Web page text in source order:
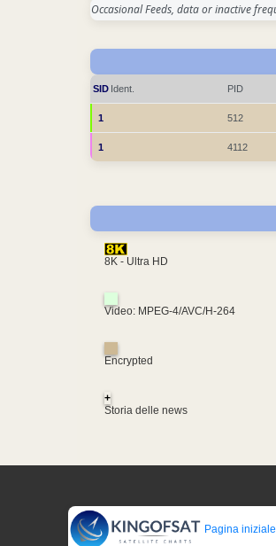
Occasional Feeds, data or inactive
SID Ident. PID
1 512
1 4112
8K - Ultra HD
Video: MPEG-4/AVC/H-264
Encrypted
+
Storia delle news
Pagina iniziale